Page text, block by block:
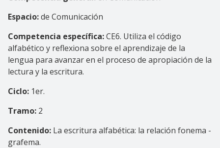
Espacio:de Comunicación
Competencia específica:CE6. Utiliza el código
alfabético y reflexiona sobre el aprendizaje de la
lengua para avanzar en el proceso de apropiación de la
lectura y la escritura.
Ciclo: 1er.
Tramo: 2
Contenido: La escritura alfabética: la relación fonema -
grafema.